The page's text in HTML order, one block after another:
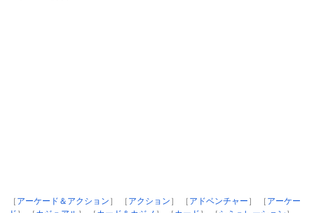
［ アーケード＆アクション ］ ［ アクション ］ ［ アドベンチャー ］ ［ アーケー